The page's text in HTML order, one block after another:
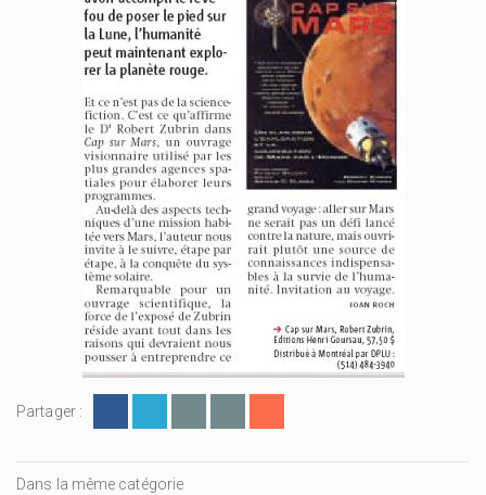
Partager :
Dans la même catégorie